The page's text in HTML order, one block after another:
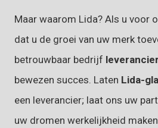
Maar waarom Lida? Als u voor
dat u de groei van uw merk
betrouwbaar bedrijf
bewezen succes. Laten Lida-
een leverancier; laat ons uw
uw dromen werkelijkheid